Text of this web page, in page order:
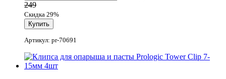
249
Скидка 29%
Артикул: pr-70691